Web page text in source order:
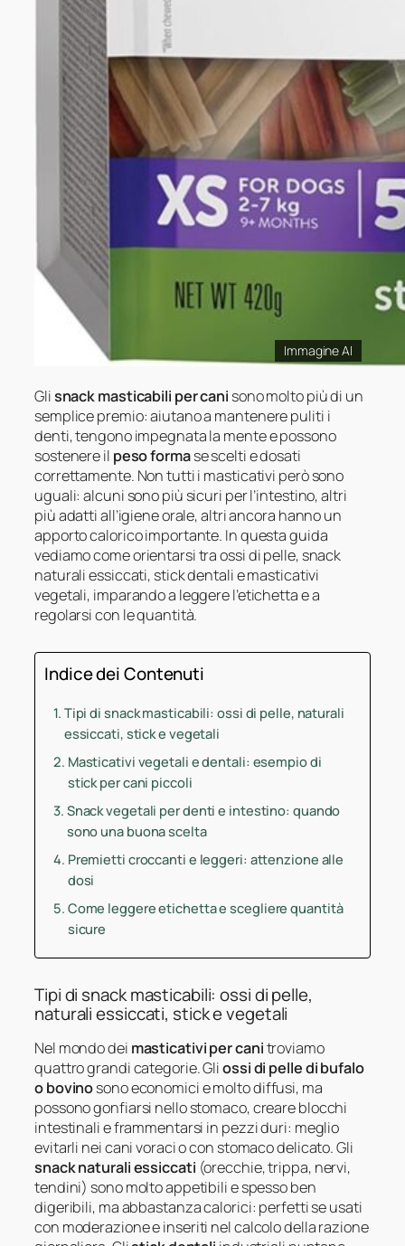
Immagine AI
Glisnack masticabili per cani sono molto più di un
semplice premio: aiutano a mantenere puliti i
denti, tengono impegnata la mente e possono
sostenere il peso formase scelti e dosati
correttamente. Non tutti i masticativi però sono
uguali: alcuni sono più sicuri per l’intestino, altri
più adatti all’igiene orale, altri ancora hanno un
apporto calorico importante. In questa guida
vediamo come orientarsi tra ossi di pelle, snack
naturali essiccati, stick dentali e masticativi
vegetali, imparando a leggere l’etichetta e a
regolarsi con le quantità.
Indice dei Contenuti
Tipi di snack masticabili: ossi di pelle, naturali
essiccati, stick e vegetali
Masticativi vegetali e dentali: esempio di
stick per cani piccoli
Snack vegetali per denti e intestino: quando
sono una buona scelta
Premietti croccanti e leggeri: attenzione alle
dosi
Come leggere etichetta e scegliere quantità
sicure
Tipi di snack masticabili: ossi di pelle,
naturali essiccati, stick e vegetali
Nel mondo dei masticativi per canitroviamo
quattro grandi categorie. Gliossi di pelle di bufalo
o bovinosono economici e molto diffusi, ma
possono gonfiarsi nello stomaco, creare blocchi
intestinali e frammentarsi in pezzi duri: meglio
evitarli nei cani voraci o con stomaco delicato. Gli
snack naturali essiccati (orecchie, trippa, nervi,
tendini) sono molto appetibili e spesso ben
digeribili, ma abbastanza calorici: perfetti se usati
con moderazione e inseriti nel calcolo della razione